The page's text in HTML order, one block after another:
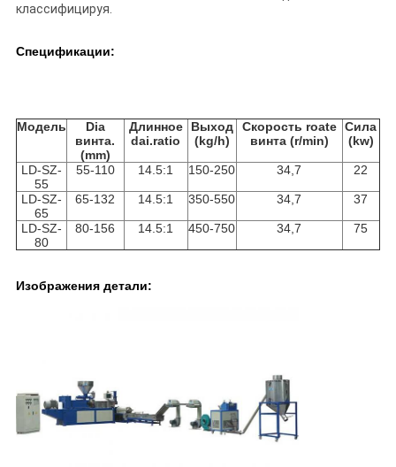
классифицируя.
Спецификации:
Модель
Dia
винта.
(mm)
Длинное
dai.ratio
Выход
(kg/h)
Скорость roate
винта (r/min)
Сила
(kw)
LD-SZ-
55
55-110 14.5:1 150-250 34,7 22
LD-SZ-
65
65-132 14.5:1 350-550 34,7 37
LD-SZ-
80
80-156 14.5:1 450-750 34,7 75
Изображения детали: